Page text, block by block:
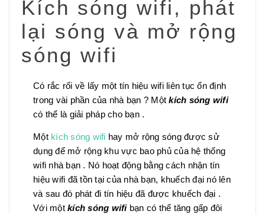
Kích sóng wifi, phát
lại sóng và mở rộng
sóng wifi
Có rắc rối về lấy một tín hiệu wifi liên tục ổn định
trong vài phần của nhà bạn ? Mộtkích sóng wifi
có thể là giải pháp cho bạn .
Một kích sóng wifi hay mở rộng sóng được sử
dụng để mở rộng khu vực bao phủ của hệ thống
wifi nhà bạn . Nó hoạt động bằng cách nhận tín
hiệu wifi đã tồn tại của nhà bạn, khuếch đại nó lên
và sau đó phát đi tín hiệu đã được khuếch đại .
Với một kích sóng wifibạn có thể tăng gấp đôi